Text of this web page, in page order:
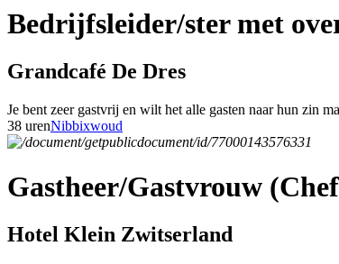
Bedrijfsleider/ster met
Grandcafé De Dres
Je bent zeer gastvrij en wilt het alle gasten naar hun zin
38 urenNibbixwoud
Gastheer/Gastvrouw
Hotel Klein Zwitserland